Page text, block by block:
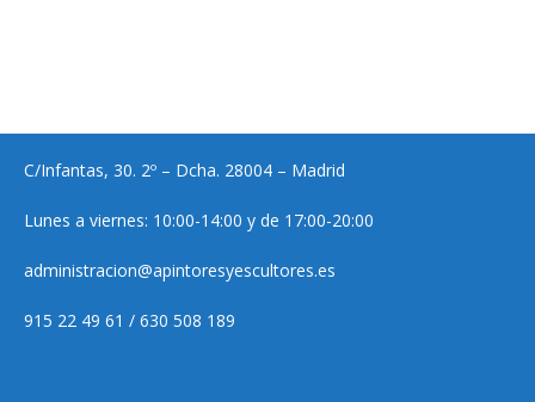
C/Infantas, 30. 2º – Dcha. 28004 – Madrid
Lunes a viernes: 10:00-14:00 y de 17:00-20:00
administracion@apintoresyescultores.es
915 22 49 61 / 630 508 189